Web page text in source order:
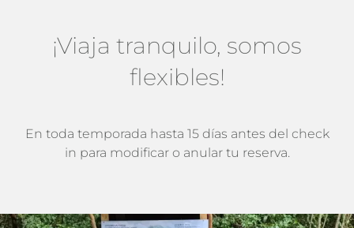
¡Viaja tranquilo, somos
flexibles!
En toda temporada hasta 15 días antes del check
in para modificar o anular tu reserva.